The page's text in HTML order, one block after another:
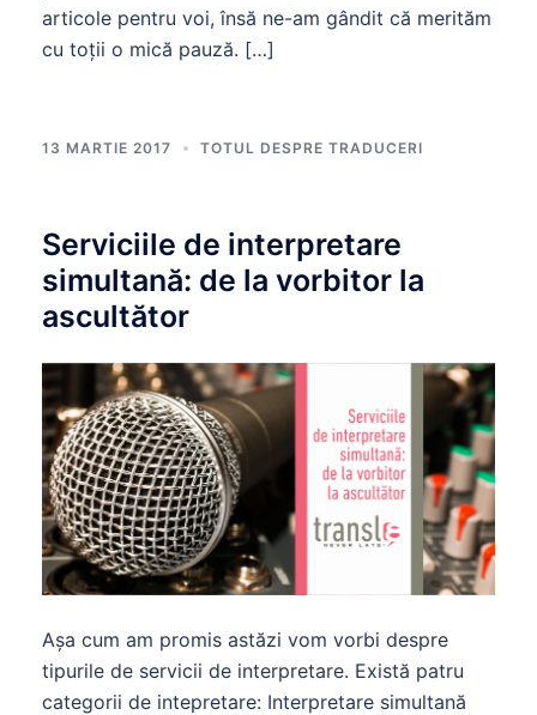
articole pentru voi, însă ne-am gândit că merităm
cu toţii o mică pauză. […]
13 MARTIE 2017 TOTUL DESPRE TRADUCERI
Serviciile de interpretare
simultană: de la vorbitor la
ascultător
Aşa cum am promis astăzi vom vorbi despre
tipurile de servicii de interpretare. Există patru
categorii de intepretare: Interpretare simultană